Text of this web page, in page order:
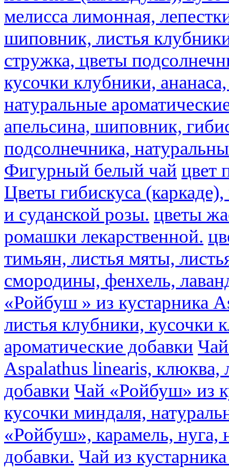
мелисса лимонная,
шиповник, листья
стружка, цветы
кусочки клубники,
натуральные
апельсина, шиповник,
подсолнечника,
Фигурный белый чай цвет
Цветы гибискуса
и суданской розы. цветы
ромашки лекарственной.
тимьян, листья мяты,
смородины, фенхель,
«Ройбуш » из кустарника
листья клубники, кусочки
ароматические добавки
Aspalathus linearis, клюква,
добавки Чай «Ройбуш» из
кусочки миндаля,
«Ройбуш», карамель, нуга,
добавки. Чай из